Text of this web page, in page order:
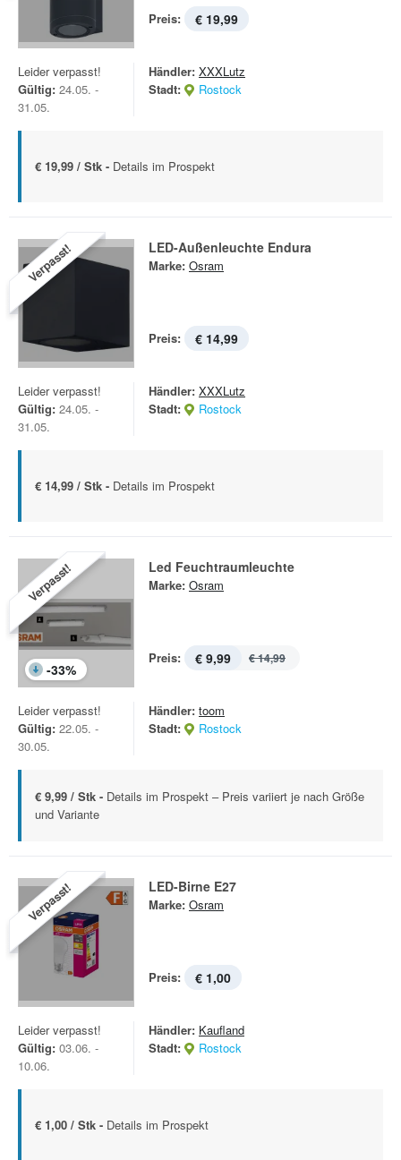
Preis: € 19,99
Leider verpasst!
Gültig: 24.05. -
31.05.
Händler: XXXLutz
Stadt:
Rostock
€ 19,99 / Stk - Details im Prospekt
Verpasst! LED-Außenleuchte Endura
Marke: Osram
Preis: € 14,99
Leider verpasst!
Gültig: 24.05. -
31.05.
Händler: XXXLutz
Stadt:
Rostock
€ 14,99 / Stk - Details im Prospekt
Verpasst!
-33%
Led Feuchtraumleuchte
Marke: Osram
Preis: € 9,99 € 14,99
Leider verpasst!
Gültig: 22.05. -
30.05.
Händler: toom
Stadt:
Rostock
€ 9,99 / Stk - Details im Prospekt – Preis variiert je nach Größe
und Variante
Verpasst! LED-Birne E27
Marke: Osram
Preis: € 1,00
Leider verpasst!
Gültig: 03.06. -
10.06.
Händler: Kaufland
Stadt:
Rostock
€ 1,00 / Stk - Details im Prospekt